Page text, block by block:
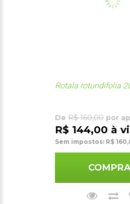
Rotala rotundifolia
De R$ 160,00 por
R$ 144,00 à
Sem impostos: R$